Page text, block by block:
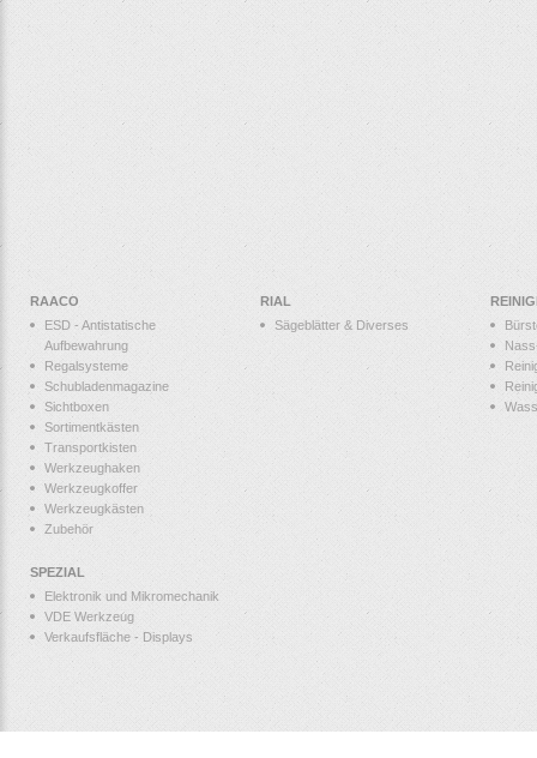
RAACO
ESD - Antistatische
Aufbewahrung
Regalsysteme
Schubladenmagazine
Sichtboxen
Sortimentkästen
Transportkisten
Werkzeughaken
Werkzeugkoffer
Werkzeugkästen
Zubehör
RIAL
Sägeblätter & Diverses
SPEZIAL
Elektronik und Mikromechanik
VDE Werkzeug
Verkaufsfläche - Displays